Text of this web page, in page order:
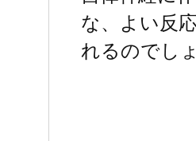
な、よい反
れるのでし